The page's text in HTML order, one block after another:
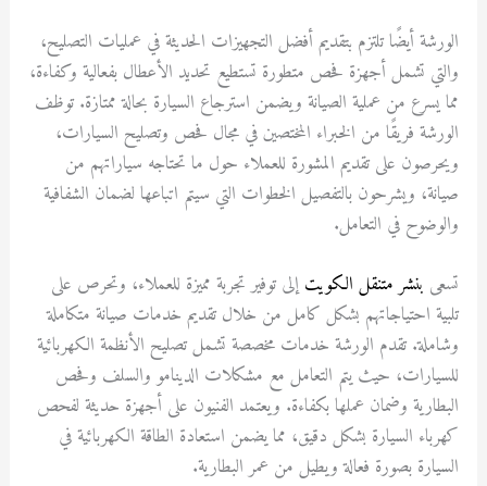
الورشة أيضًا تلتزم بتقديم أفضل التجهيزات الحديثة في عمليات التصليح،
والتي تشمل أجهزة فحص متطورة تستطيع تحديد الأعطال بفعالية وكفاءة،
مما يسرع من عملية الصيانة ويضمن استرجاع السيارة بحالة ممتازة. توظف
الورشة فريقًا من الخبراء المختصين في مجال فحص وتصليح السيارات،
ويحرصون على تقديم المشورة للعملاء حول ما تحتاجه سياراتهم من
صيانة، ويشرحون بالتفصيل الخطوات التي سيتم اتباعها لضمان الشفافية
والوضوح في التعامل.
تسعى بنشر متنقل الكويتإلى توفير تجربة مميزة للعملاء، وتحرص على
تلبية احتياجاتهم بشكل كامل من خلال تقديم خدمات صيانة متكاملة
وشاملة. تقدم الورشة خدمات مخصصة تشمل تصليح الأنظمة الكهربائية
للسيارات، حيث يتم التعامل مع مشكلات الدينامو والسلف وفحص
البطارية وضمان عملها بكفاءة. ويعتمد الفنيون على أجهزة حديثة لفحص
كهرباء السيارة بشكل دقيق، مما يضمن استعادة الطاقة الكهربائية في
السيارة بصورة فعالة ويطيل من عمر البطارية.